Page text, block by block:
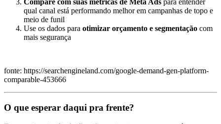
Compare com suas métricas de Meta Ads para entender
qual canal está performando melhor em campanhas de topo e
meio de funil
Use os dados para otimizar orçamento e segmentação com
mais segurança
fonte: https://searchengineland.com/google-demand-gen-platform-
comparable-453666
O que esperar daqui pra frente?